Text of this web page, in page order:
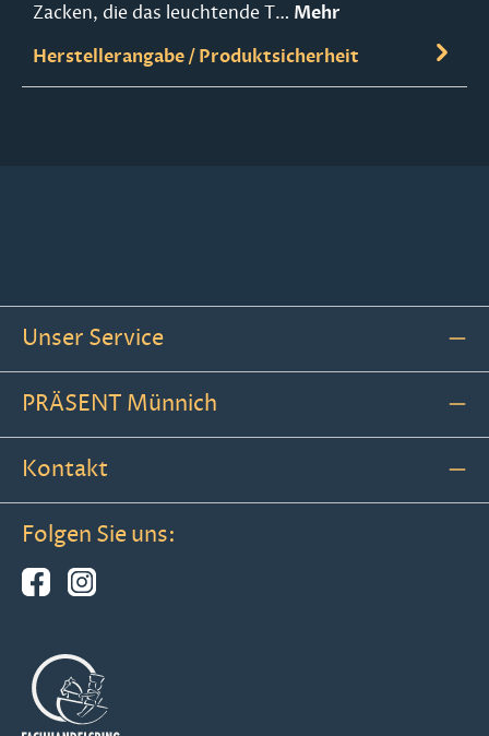
Zacken, die das leuchtende T… Mehr
Herstellerangabe / Produktsicherheit
Unser Service
PRÄSENT Münnich
Kontakt
Folgen Sie uns: